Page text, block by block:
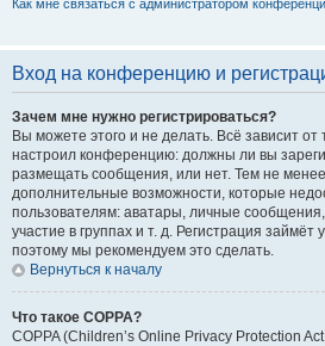
Как мне связаться с администратором
Вход на конференцию и
Зачем мне нужно регистрироваться?
Вы можете этого и не делать. Всё зависит от
настроил конференцию: должны ли вы
размещать сообщения, или нет. Тем не
дополнительные возможности, которые
пользователям: аватары, личные
участие в группах и т. д. Регистрация займёт
поэтому мы рекомендуем это сделать.
Вернуться к началу
Что такое COPPA?
COPPA (Children’s Online Privacy Protection